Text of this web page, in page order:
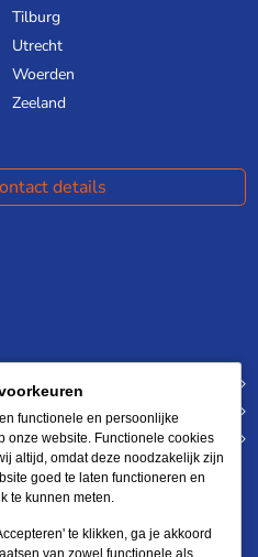
Tilburg
Utrecht
Woerden
Zeeland
details
functionele en persoonlijke
onze website. Functionele cookies
altijd, omdat deze noodzakelijk zijn
goed te laten functioneren en
te kunnen meten.
te klikken, ga je akkoord
van zowel functionele als